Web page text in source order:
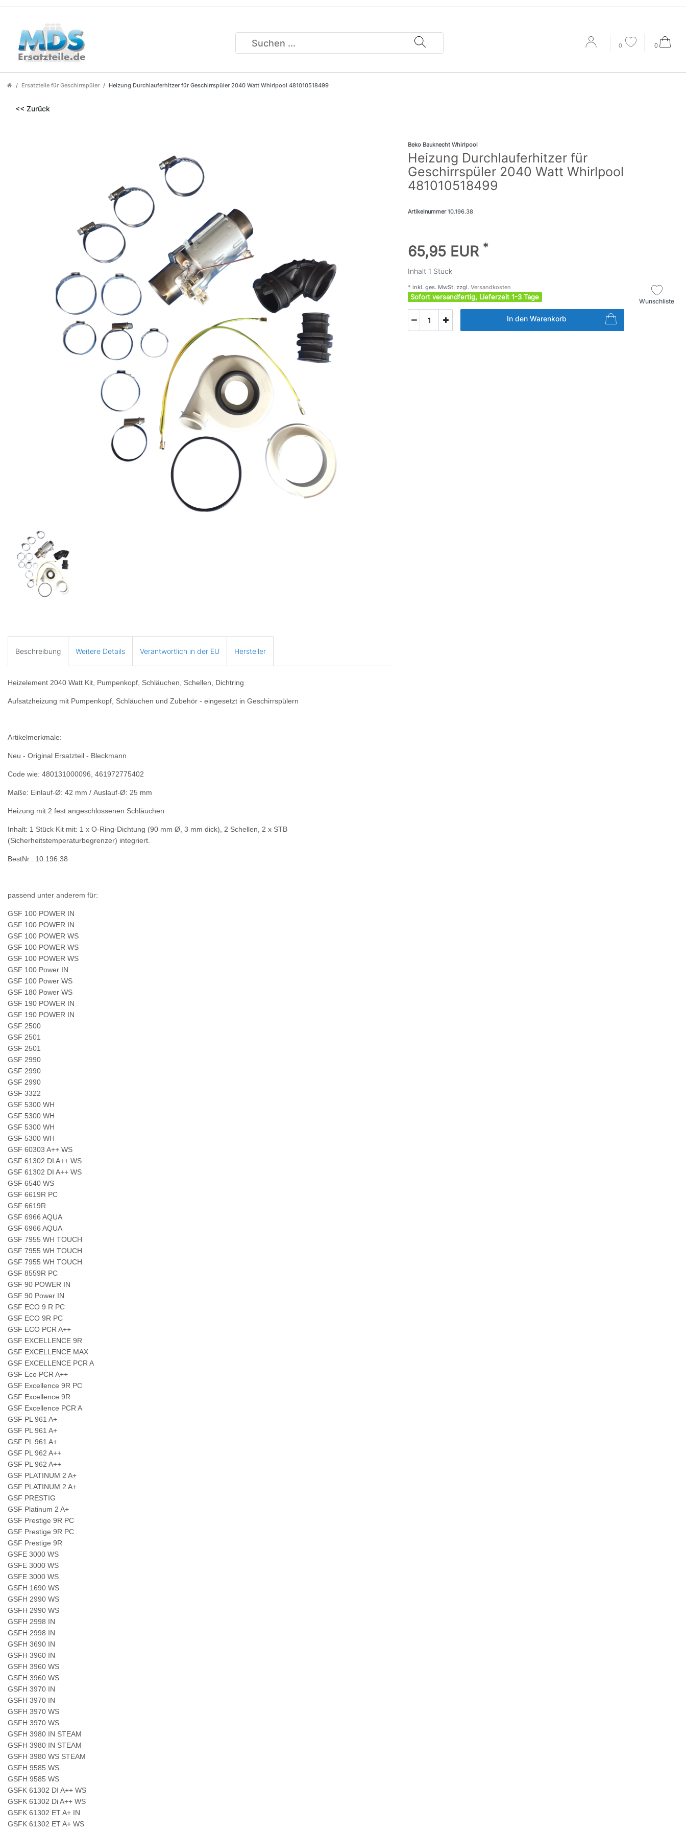
0 0
Ersatzteile für Geschirrspüler Heizung Durchlauferhitzer für Geschirrspüler 2040 Watt Whirlpool 481010518499
<< Zurück
Beko Bauknecht Whirlpool
Heizung Durchlauferhitzer für
Geschirrspüler 2040 Watt Whirlpool
481010518499
Artikelnummer10.196.38
65,95 EUR *
Inhalt 1 Stück
* inkl. ges. MwSt. zzgl. Versandkosten
Sofort versandfertig, Lieferzeit 1-3 Tage
In den Warenkorb
Wunschliste
Beschreibung Weitere Details Verantwortlich in der EU Hersteller
Heizelement 2040 Watt Kit, Pumpenkopf, Schläuchen, Schellen, Dichtring
Aufsatzheizung mit Pumpenkopf, Schläuchen und Zubehör - eingesetzt in Geschirrspülern
Artikelmerkmale:
Neu - Original Ersatzteil - Bleckmann
Code wie: 480131000096, 461972775402
Maße: Einlauf-Ø: 42 mm / Auslauf-Ø: 25 mm
Heizung mit 2 fest angeschlossenen Schläuchen
Inhalt: 1 Stück Kit mit: 1 x O-Ring-Dichtung (90 mm Ø, 3 mm dick), 2 Schellen, 2 x STB
(Sicherheitstemperaturbegrenzer) integriert.
BestNr.: 10.196.38
passend unter anderem für:
GSF 100 POWER IN
GSF 100 POWER IN
GSF 100 POWER WS
GSF 100 POWER WS
GSF 100 POWER WS
GSF 100 Power IN
GSF 100 Power WS
GSF 180 Power WS
GSF 190 POWER IN
GSF 190 POWER IN
GSF 2500
GSF 2501
GSF 2501
GSF 2990
GSF 2990
GSF 2990
GSF 3322
GSF 5300 WH
GSF 5300 WH
GSF 5300 WH
GSF 5300 WH
GSF 60303 A++ WS
GSF 61302 DI A++ WS
GSF 61302 DI A++ WS
GSF 6540 WS
GSF 6619R PC
GSF 6619R
GSF 6966 AQUA
GSF 6966 AQUA
GSF 7955 WH TOUCH
GSF 7955 WH TOUCH
GSF 7955 WH TOUCH
GSF 8559R PC
GSF 90 POWER IN
GSF 90 Power IN
GSF ECO 9 R PC
GSF ECO 9R PC
GSF ECO PCR A++
GSF EXCELLENCE 9R
GSF EXCELLENCE MAX
GSF EXCELLENCE PCR A
GSF Eco PCR A++
GSF Excellence 9R PC
GSF Excellence 9R
GSF Excellence PCR A
GSF PL 961 A+
GSF PL 961 A+
GSF PL 961 A+
GSF PL 962 A++
GSF PL 962 A++
GSF PLATINUM 2 A+
GSF PLATINUM 2 A+
GSF PRESTIG
GSF Platinum 2 A+
GSF Prestige 9R PC
GSF Prestige 9R PC
GSF Prestige 9R
GSFE 3000 WS
GSFE 3000 WS
GSFE 3000 WS
GSFH 1690 WS
GSFH 2990 WS
GSFH 2990 WS
GSFH 2998 IN
GSFH 2998 IN
GSFH 3690 IN
GSFH 3960 IN
GSFH 3960 WS
GSFH 3960 WS
GSFH 3970 IN
GSFH 3970 IN
GSFH 3970 WS
GSFH 3970 WS
GSFH 3980 IN STEAM
GSFH 3980 IN STEAM
GSFH 3980 WS STEAM
GSFH 9585 WS
GSFH 9585 WS
GSFK 61302 DI A++ WS
GSFK 61302 Di A++ WS
GSFK 61302 ET A+ IN
GSFK 61302 ET A+ WS